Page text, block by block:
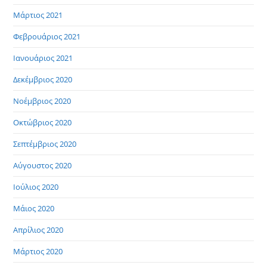
Μάρτιος 2021
Φεβρουάριος 2021
Ιανουάριος 2021
Δεκέμβριος 2020
Νοέμβριος 2020
Οκτώβριος 2020
Σεπτέμβριος 2020
Αύγουστος 2020
Ιούλιος 2020
Μάιος 2020
Απρίλιος 2020
Μάρτιος 2020